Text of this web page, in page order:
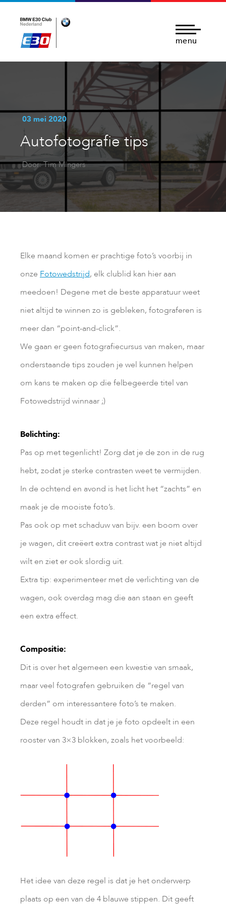
menu
03 mei 2020
Autofotografie tips
Door: Tim Mingers
Elke maand komen er prachtige foto’s voorbij in
onze Fotowedstrijd, elk clublid kan hier aan
meedoen! Degene met de beste apparatuur weet
niet altijd te winnen zo is gebleken, fotograferen is
meer dan “point-and-click”.
We gaan er geen fotografiecursus van maken, maar
onderstaande tips zouden je wel kunnen helpen
om kans te maken op die felbegeerde titel van
Fotowedstrijd winnaar ;)
Belichting:
Pas op met tegenlicht! Zorg dat je de zon in de rug
hebt, zodat je sterke contrasten weet te vermijden.
In de ochtend en avond is het licht het “zachts” en
maak je de mooiste foto’s.
Pas ook op met schaduw van bijv. een boom over
je wagen, dit creëert extra contrast wat je niet altijd
wilt en ziet er ook slordig uit.
Extra tip: experimenteer met de verlichting van de
wagen, ook overdag mag die aan staan en geeft
een extra effect.
Compositie:
Dit is over het algemeen een kwestie van smaak,
maar veel fotografen gebruiken de “regel van
derden” om interessantere foto’s te maken.
Deze regel houdt in dat je je foto opdeelt in een
rooster van 3×3 blokken, zoals het voorbeeld:
Het idee van deze regel is dat je het onderwerp
plaats op een van de 4 blauwe stippen. Dit geeft